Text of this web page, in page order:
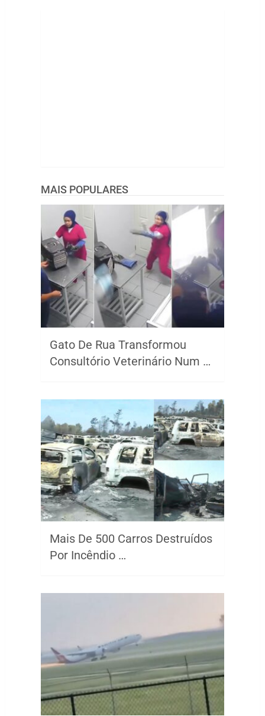
MAIS POPULARES
Gato De Rua Transformou
Consultório Veterinário Num …
Mais De 500 Carros Destruídos
Por Incêndio …